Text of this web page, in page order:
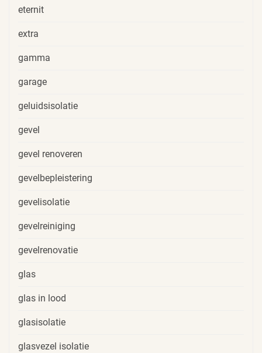
eternit
extra
gamma
garage
geluidsisolatie
gevel
gevel renoveren
gevelbepleistering
gevelisolatie
gevelreiniging
gevelrenovatie
glas
glas in lood
glasisolatie
glasvezel isolatie